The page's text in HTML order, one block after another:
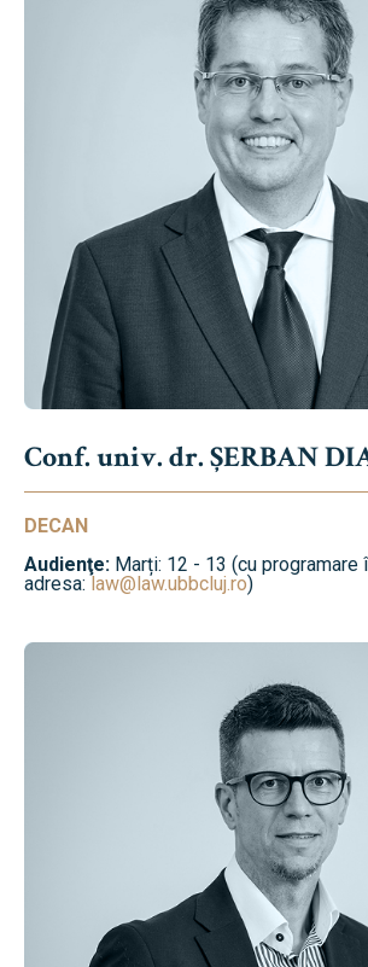
Conf. univ. dr. ȘERBAN
DECAN
Audienţe: Marți: 12 - 13 (cu programare
adresa:law@law.ubbcluj.ro)